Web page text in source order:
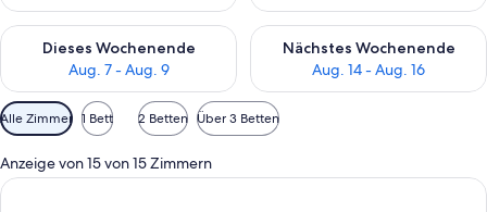
Dieses Wochenende
Aug. 7 - Aug. 9
Überprüfe die Verfügbarkeit für dieses Wochenende, Aug. 7
Nächstes Wochenende
Aug. 14 - Aug. 16
Überprüfe die Verfügbarkeit
Verfügbare
Filter
für
Zimmer
Alle Zimmer 1 Bett 2 Betten Über 3 Betten
Anzeige von 15 von 15 Zimmern